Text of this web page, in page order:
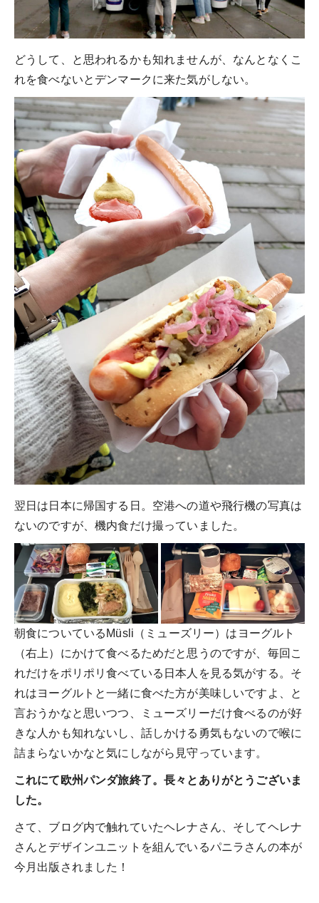
どうして、と思われるかも知れませんが、なんとなくこ
れを食べないとデンマークに来た気がしない。
翌日は日本に帰国する日。空港への道や飛行機の写真は
ないのですが、機内食だけ撮っていました。
朝食についているMüsli（ミューズリー）はヨーグルト
（右上）にかけて食べるためだと思うのですが、毎回こ
れだけをポリポリ食べている日本人を見る気がする。そ
れはヨーグルトと一緒に食べた方が美味しいですよ、と
言おうかなと思いつつ、ミューズリーだけ食べるのが好
きな人かも知れないし、話しかける勇気もないので喉に
詰まらないかなと気にしながら見守っています。
これにて欧州パンダ旅終了。長々とありがとうございま
した。
さて、ブログ内で触れていたヘレナさん、そしてヘレナ
さんとデザインユニットを組んでいるパニラさんの本が
今月出版されました！